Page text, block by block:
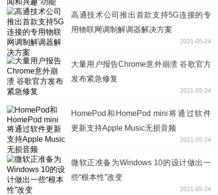
高通技术公司推出首款支持5G连接的专
用物联网调制解调器解决方案
2021-05-24
大量用户报告Chrome意外崩溃 谷歌官方
发布紧急修复
2021-05-24
HomePod和HomePod mini将通过软件
更新支持Apple Music无损音频
2021-05-24
微软正准备为Windows 10的设计做出一
些“根本性”改变
2021-05-24